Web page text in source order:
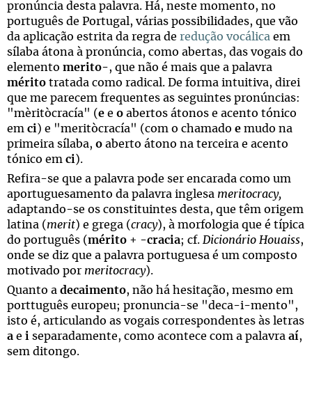
pronúncia desta palavra. Há, neste momento, no
português de Portugal, várias possibilidades, que vão
da aplicação estrita da regra de redução vocálica em
sílaba átona à pronúncia, como abertas, das vogais do
elemento merito-, que não é mais que a palavra
mérito tratada como radical. De forma intuitiva, direi
que me parecem frequentes as seguintes pronúncias:
"mèritòcracía" (e e o abertos átonos e acento tónico
em ci) e "meritòcracía" (com o chamado e mudo na
primeira sílaba, o aberto átono na terceira e acento
tónico em ci).
Refira-se que a palavra pode ser encarada como um
aportuguesamento da palavra inglesa meritocracy,
adaptando-se os constituintes desta, que têm origem
latina ( merit) e grega (cracy), à morfologia que é típica
do português (mérito + -cracia; cf. Dicionário Houaiss,
onde se diz que a palavra portuguesa é um composto
motivado por meritocracy).
Quanto a decaimento, não há hesitação, mesmo em
porttuguês europeu; pronuncia-se "deca-i-mento",
isto é, articulando as vogais correspondentes às letras
a e i separadamente, como acontece com a palavra aí,
sem ditongo.